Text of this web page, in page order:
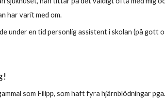
har varit med om.
under en tid personlig assistent i skolan (på gott
som Filipp, som haft fyra hjärnblödningar